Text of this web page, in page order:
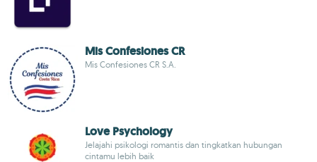
Mis Confesiones CR
Mis Confesiones CR S.A.
Love Psychology
Jelajahi psikologi romantis dan tingkatkan hubungan
cintamu lebih baik